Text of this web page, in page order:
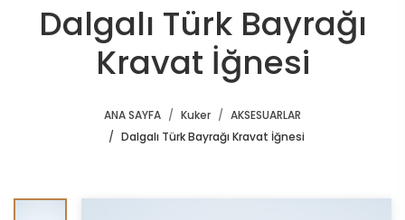
Dalgalı Türk Bayrağı
Kravat İğnesi
ANA SAYFA Kuker
AKSESUARLAR
Dalgalı Türk Bayrağı Kravat İğnesi